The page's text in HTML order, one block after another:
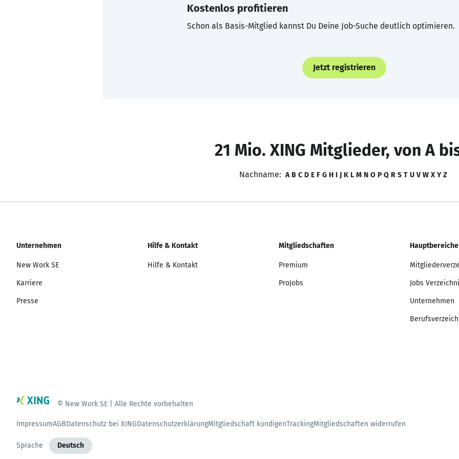
Kostenlos profitieren
Schon als Basis-Mitglied kannst Du Deine Job-Suche deutlich optimieren.
Jetzt registrieren
21 Mio. XING Mitglieder, von A
Nachname: A B C D E F G H I J K L M N O P Q R S T U V W X Y Z
Unternehmen
New Work SE
Karriere
Presse
Hilfe & Kontakt
Hilfe & Kontakt
Mitgliedschaften
Premium
ProJobs
Hauptbereiche
Jobs
Unternehmen
© New Work SE | Alle Rechte vorbehalten
ImpressumAGBDatenschutz bei XINGDatenschutzerklärungMitgliedschaft kündigenTrackingMitgliedschaften widerrufen
Sprache Deutsch